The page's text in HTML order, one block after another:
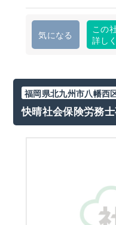
気になる
この
詳し
福岡県北九州市八幡西
快晴社会保険労務